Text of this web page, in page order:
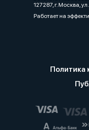
127287, г. Москва,
Работает на
Политика